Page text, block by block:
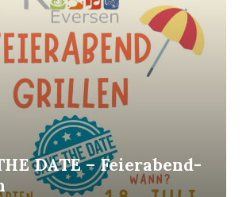
DATE – Feierabend-